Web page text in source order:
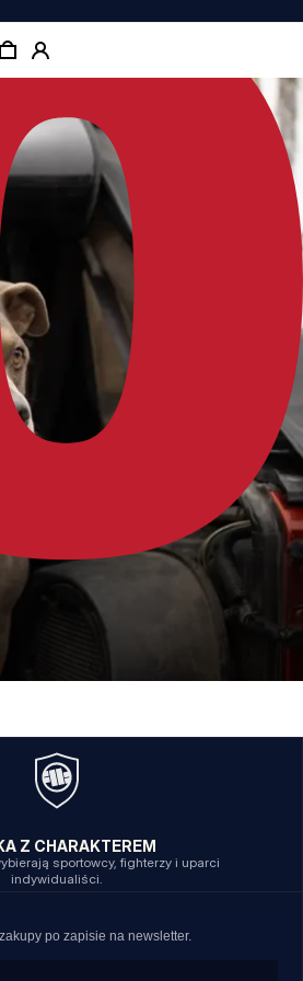
Z CHARAKTEREM
sportowcy, fighterzy i uparci
indywidualiści.
po zapisie na newsletter.